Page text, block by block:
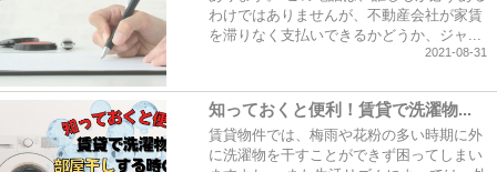
わけではありませんが、不動産会社が家賃
を滞りなく支払いできるかどうか、ジャ...
2021-08-31
知っておくと便利！賃貸で洗濯物...
賃貸物件では、梅雨や花粉の多い時期に外
に洗濯物を干すことができず困ってしまい